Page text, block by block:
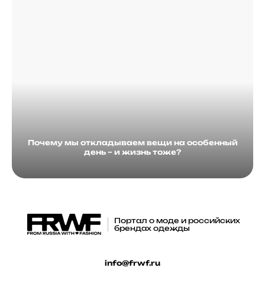
Почему мы откладываем вещи на особенный
день – и жизнь тоже?
Портал о моде и российских
брендах одежды
info@frwf.ru